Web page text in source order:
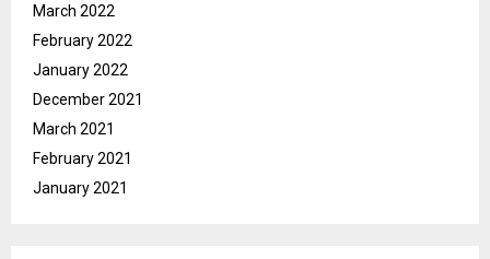
March 2022
February 2022
January 2022
December 2021
March 2021
February 2021
January 2021